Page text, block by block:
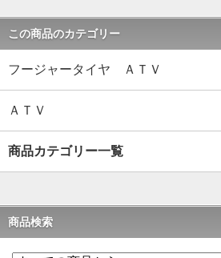
この商品のカテゴリー
フージャータイヤ ＡＴＶ
ＡＴＶ
商品カテゴリー一覧
商品検索